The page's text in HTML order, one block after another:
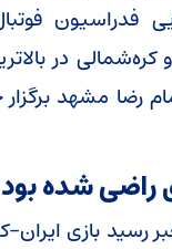
فدراسیون
کره‌شمالی در
رضا مشهد
راضی شده
رسید بازی ایران-